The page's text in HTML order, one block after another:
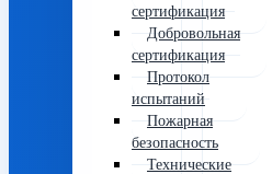
сертификация
Добровольная
сертификация
Протокол
испытаний
Пожарная
безопасность
Технические